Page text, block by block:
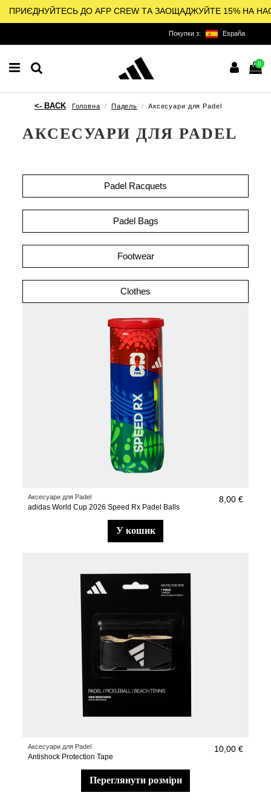
ПРИЄДНУЙТЕСЬ ДО AFP CREW ТА ЗАОЩАДЖУЙТЕ 15% НА
Покупки з: España
0
Головна Падель Аксесуари для Padel
АКСЕСУАРИ ДЛЯ PADEL
Padel Racquets
Padel Bags
Footwear
Clothes
Аксесуари для Padel
adidas World Cup 2026 Speed Rx Padel Balls
8,00 €
у кошик
Аксесуари для Padel
Antishock Protection Tape
10,00 €
переглянути розміри